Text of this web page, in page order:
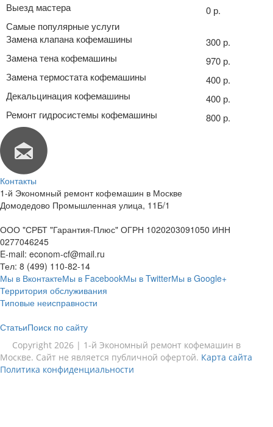
Выезд мастера
0 р.
Самые популярные услуги
Замена клапана кофемашины
300 р.
Замена тена кофемашины
970 р.
Замена термостата кофемашины
400 р.
Декальцинация кофемашины
400 р.
Ремонт гидросистемы кофемашины
800 р.
Контакты
1-й Экономный ремонт кофемашин в Москве
Домодедово Промышленная улица, 11Б/1
ООО "СРБТ "Гарантия-Плюс" ОГРН 1020203091050 ИНН
0277046245
E-mail: econom-cf@mail.ru
Тел: 8 (499) 110-82-14
Мы в ВконтактеМы в FacebookМы в TwitterМы в Google+
Территория обслуживания
Типовые неисправности
СтатьиПоиск по сайту
Copyright 2026 | 1-й Экономный ремонт кофемашин в
Москве. Сайт не является публичной офертой. Карта сайта
Политика конфиденциальности